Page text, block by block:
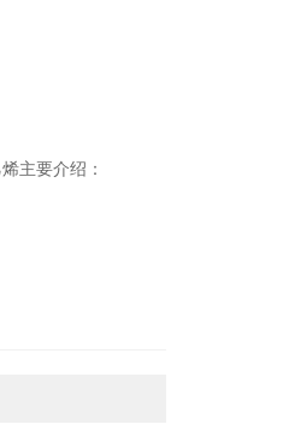
主要介绍：